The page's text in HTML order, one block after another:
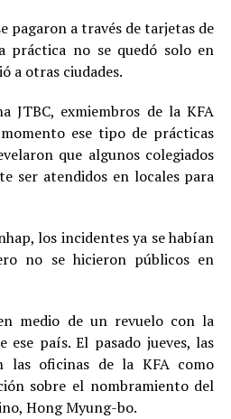
pagaron a través de tarjetas de
práctica no se quedó solo en
a otras ciudades.
JTBC, exmiembros de la KFA
ese tipo de prácticas
que algunos colegiados
ser atendidos en locales para
los incidentes ya se habían
no se hicieron públicos en
medio de un revuelo con la
país. El pasado jueves, las
las oficinas de la KFA como
sobre el nombramiento del
Hong Myung-bo.